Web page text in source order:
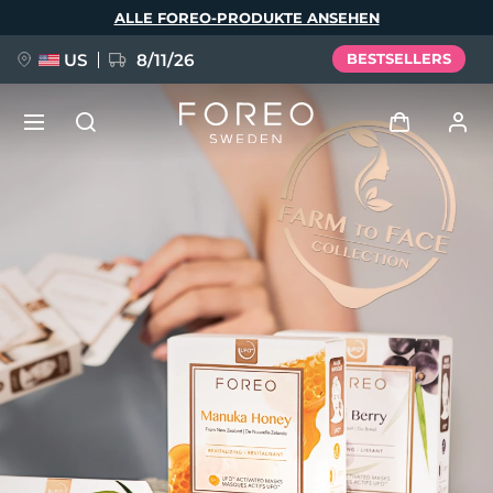
ALLE FOREO-PRODUKTE ANSEHEN
US 8/11/26 BESTSELLERS
Anmelden
Benutzerkonto
Meine Geräte
Meine Bestellungen
Meine Adressen
Meine Abonnements
FAQ™ Pure Beauty-Tech Elixir
BREAKING NEWS
issa™ Teeth Whitening Set
English Deutsch
Español
Français
Italiano
Português
Polski
Svenska
Русский
简体中文 繁體中文